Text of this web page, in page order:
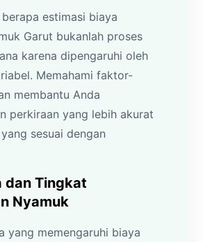
estimasi biaya
Garut bukanlah proses
karena dipengaruhi oleh
Memahami faktor-
membantu Anda
perkiraan yang lebih akurat
sesuai dengan
dan Tingkat
Nyamuk
yang memengaruhi biaya